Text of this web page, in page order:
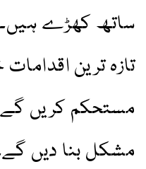
ساتھ کھڑے
تازہ ترین
مستحکم کریں گے
مشکل بنا دیں